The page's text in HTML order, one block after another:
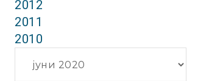
2012
2011
2010